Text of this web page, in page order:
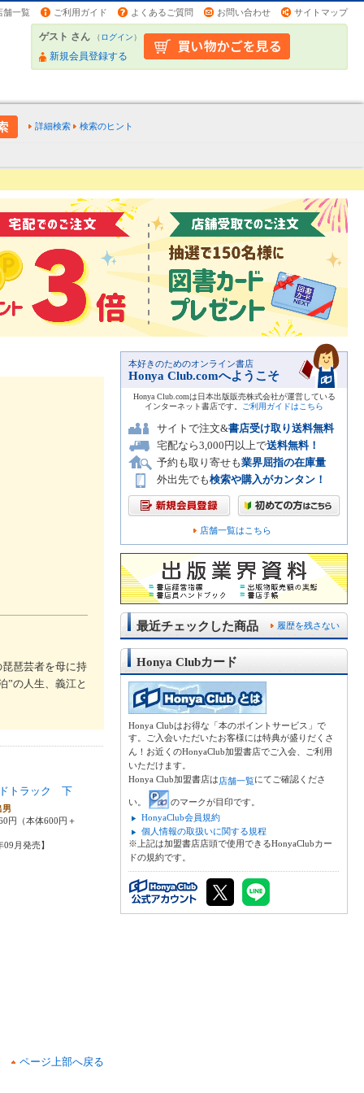
舗一覧 ご利用ガイド よくあるご質問 お問い合わせ サイトマップ
ゲスト さん （ログイン）
新規会員登録する
詳細検索 検索のヒント
琶芸者を母に持
”の人生、義江と
トラック 下
男
円（本体600円＋
09月発売】
ページ上部へ戻る
本好きのためのオンライン書店
Honya Club.comへようこそ
Honya Club.comは日本出版販売株式会社が運営している
インターネット書店です。
ご利用ガイドはこちら
サイトで注文&書店受け取り送料無料
宅配なら3,000円以上で送料無料！
予約も取り寄せも業界屈指の在庫量
外出先でも検索や購入がカンタン！
店舗一覧はこちら
履歴を残さない
最近チェックした商品
Honya Clubカード
Honya Clubはお得な「本のポイントサービス」で
す。ご入会いただいたお客様には特典が盛りだくさ
ん！お近くのHonyaClub加盟書店でご入会、ご利用
いただけます。
Honya Club加盟書店は店舗一覧にてご確認くださ
い。
のマークが目印です。
HonyaClub会員規約
個人情報の取扱いに関する規程
※上記は加盟書店店頭で使用できるHonyaClubカー
ドの規約です。